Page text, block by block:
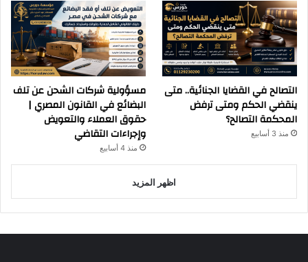
التصالح في القضايا الجنائية.. متى
ينقضي الحكم ومتى ترفض
المحكمة التصالح؟
منذ 3 أسابيع
مسؤولية شركات الشحن عن تلف
البضائع في القانون المصري |
حقوق العملاء والتعويض
وإجراءات التقاضي
منذ 4 أسابيع
اظهر المزيد